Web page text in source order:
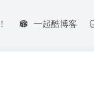
一起酷博客